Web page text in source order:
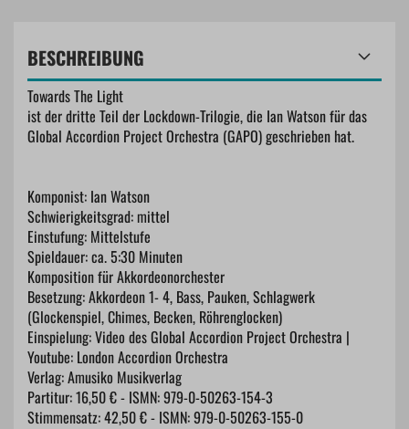
BESCHREIBUNG
Towards The Light
ist der dritte Teil der Lockdown-Trilogie, die Ian Watson für das
Global Accordion Project Orchestra (GAPO) geschrieben hat.
Komponist: Ian Watson
Schwierigkeitsgrad: mittel
Einstufung: Mittelstufe
Spieldauer: ca. 5:30 Minuten
Komposition für Akkordeonorchester
Besetzung: Akkordeon 1- 4, Bass, Pauken, Schlagwerk
(Glockenspiel, Chimes, Becken, Röhrenglocken)
Einspielung: Video des Global Accordion Project Orchestra |
Youtube: London Accordion Orchestra
Verlag: Amusiko Musikverlag
Partitur: 16,50 € - ISMN: 979-0-50263-154-3
Stimmensatz: 42,50 € - ISMN: 979-0-50263-155-0